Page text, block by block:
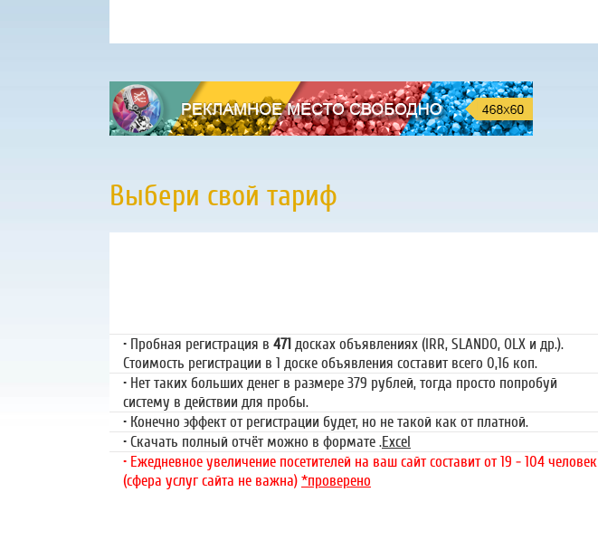
Выбери свой тариф
• Пробная регистрация в 471досках объявлениях (IRR, SLANDO, OLX и др.).
Стоимость регистрации в 1 доске объявления составит всего 0,16 коп.
• Нет таких больших денег в размере 379 рублей, тогда просто попробуй
систему в действии для пробы.
• Конечно эффект от регистрации будет, но не такой как от платной.
• Скачать полный отчёт можно в формате .Excel
• Ежедневное увеличение посетителей на ваш сайт составит от 19 - 104 человек
(сфера услуг сайта не важна)*проверено